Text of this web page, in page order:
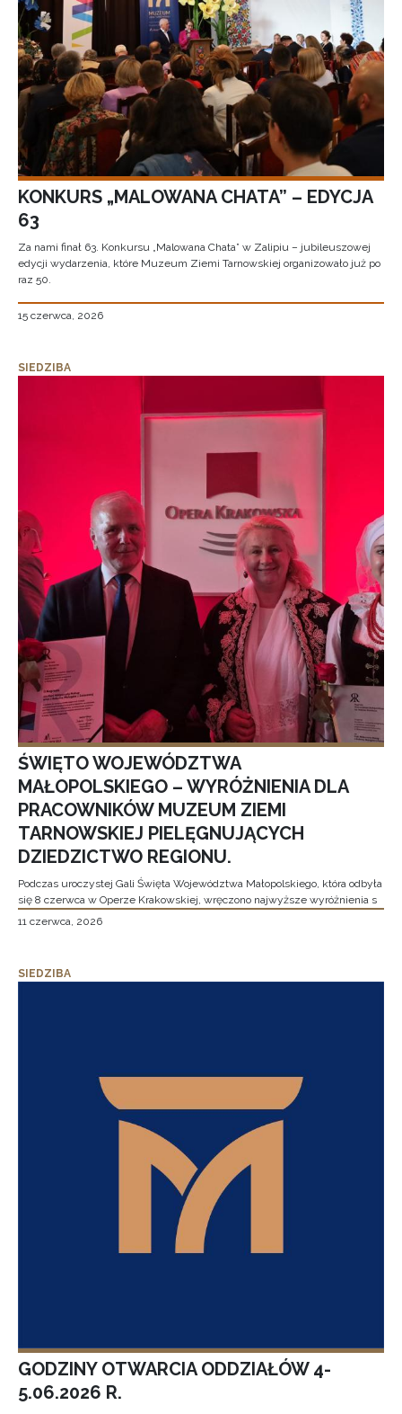
KONKURS „MALOWANA CHATA” – EDYCJA
63
Za nami finał 63. Konkursu „Malowana Chata” w Zalipiu – jubileuszowej
edycji wydarzenia, które Muzeum Ziemi Tarnowskiej organizowało już po
raz 50.
15 czerwca, 2026
SIEDZIBA
ŚWIĘTO WOJEWÓDZTWA
MAŁOPOLSKIEGO – WYRÓŻNIENIA DLA
PRACOWNIKÓW MUZEUM ZIEMI
TARNOWSKIEJ PIELĘGNUJĄCYCH
DZIEDZICTWO REGIONU.
Podczas uroczystej Gali Święta Województwa Małopolskiego, która odbyła
się 8 czerwca w Operze Krakowskiej, wręczono najwyższe wyróżnienia s
11 czerwca, 2026
SIEDZIBA
GODZINY OTWARCIA ODDZIAŁÓW 4-
5.06.2026 R.